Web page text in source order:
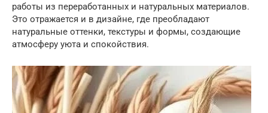
работы из переработанных и натуральных материалов.
Это отражается и в дизайне, где преобладают
натуральные оттенки, текстуры и формы, создающие
атмосферу уюта и спокойствия.